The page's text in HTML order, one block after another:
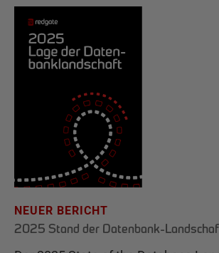
NEUER BERICHT
2025 Stand der Datenbank-